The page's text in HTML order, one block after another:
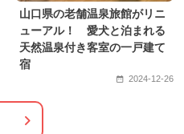
山口県の老舗温泉旅館がリニ
ューアル！ 愛犬と泊まれる
天然温泉付き客室の一戸建て
宿
2024-12-26